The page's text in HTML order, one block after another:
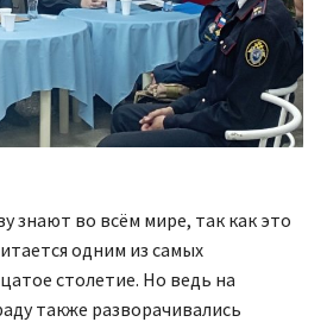
знают во всём мире, так как это
одним из самых
столетие. Но ведь на
также разворачивались